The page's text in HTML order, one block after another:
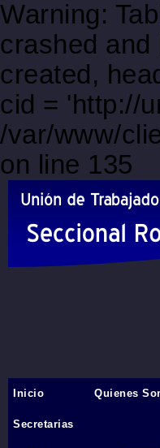
Warning:
crashed and
created,
cid = 'http://
/var/www/
on line 135
Inicio
Inicio Quienes
Secretarias